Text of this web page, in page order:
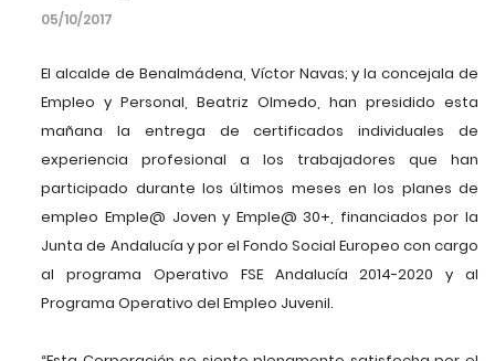
05/10/2017
El alcalde de Benalmádena, Víctor Navas; y la concejala de
Empleo y Personal, Beatriz Olmedo, han presidido esta
mañana la entrega de certificados individuales de
experiencia profesional a los trabajadores que han
participado durante los últimos meses en los planes de
empleo Emple@ Joven y Emple@ 30+, financiados por la
Junta de Andalucía y por el Fondo Social Europeo con cargo
al programa Operativo FSE Andalucía 2014-2020 y al
Programa Operativo del Empleo Juvenil.